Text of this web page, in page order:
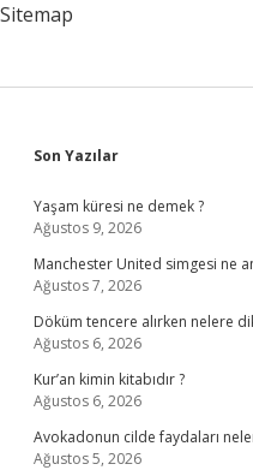
Sitemap
Sidebar
Son Yazılar
Yaşam küresi ne demek ?
Ağustos 9, 2026
Manchester United simgesi ne
Ağustos 7, 2026
Döküm tencere alırken nelere
Ağustos 6, 2026
Kur’an kimin kitabıdır ?
Ağustos 6, 2026
Avokadonun cilde faydaları
Ağustos 5, 2026